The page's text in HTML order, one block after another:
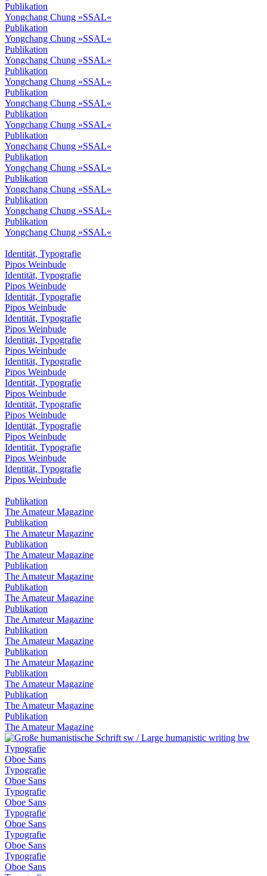
Publikation
Yongchang Chung »SSAL«
Publikation
Yongchang Chung »SSAL«
Publikation
Yongchang Chung »SSAL«
Publikation
Yongchang Chung »SSAL«
Publikation
Yongchang Chung »SSAL«
Publikation
Yongchang Chung »SSAL«
Publikation
Yongchang Chung »SSAL«
Publikation
Yongchang Chung »SSAL«
Publikation
Yongchang Chung »SSAL«
Publikation
Yongchang Chung »SSAL«
Publikation
Yongchang Chung »SSAL«
Identität, Typografie
Pipos Weinbude
Identität, Typografie
Pipos Weinbude
Identität, Typografie
Pipos Weinbude
Identität, Typografie
Pipos Weinbude
Identität, Typografie
Pipos Weinbude
Identität, Typografie
Pipos Weinbude
Identität, Typografie
Pipos Weinbude
Identität, Typografie
Pipos Weinbude
Identität, Typografie
Pipos Weinbude
Identität, Typografie
Pipos Weinbude
Identität, Typografie
Pipos Weinbude
Publikation
The Amateur Magazine
Publikation
The Amateur Magazine
Publikation
The Amateur Magazine
Publikation
The Amateur Magazine
Publikation
The Amateur Magazine
Publikation
The Amateur Magazine
Publikation
The Amateur Magazine
Publikation
The Amateur Magazine
Publikation
The Amateur Magazine
Publikation
The Amateur Magazine
Publikation
The Amateur Magazine
Typografie
Oboe Sans
Typografie
Oboe Sans
Typografie
Oboe Sans
Typografie
Oboe Sans
Typografie
Oboe Sans
Typografie
Oboe Sans